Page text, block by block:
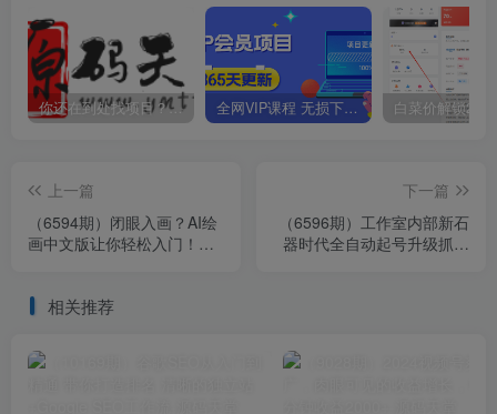
你还在到处找项目？还在当韭菜？我靠卖项目一个月收入5万+，曾经我也是个失败者。 全网VIP课程 无损下载~
上一篇
（6594期）闭眼入画？AI绘
画中文版让你轻松入门！小
下一篇
（6596期）工作室内部新石
器时代全自动起号升级抓宠
相关推荐